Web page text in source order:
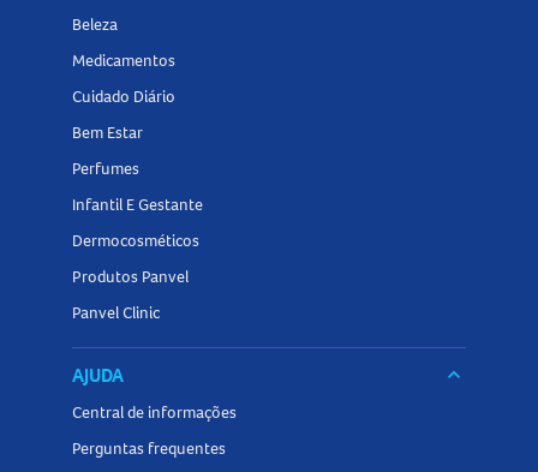
Beleza
Medicamentos
Cuidado Diário
Bem Estar
Perfumes
Infantil E Gestante
Dermocosméticos
Produtos Panvel
Panvel Clinic
AJUDA keyboard_arrow_down
Central de informações
Perguntas frequentes